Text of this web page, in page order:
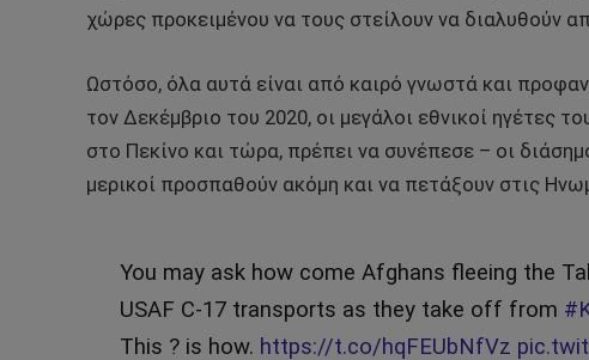
χώρες προκειμένου να τους στείλουν να διαλυθούν
Ωστόσο, όλα αυτά είναι από καιρό γνωστά και
τον Δεκέμβριο του 2020, οι μεγάλοι εθνικοί ηγέτες
στο Πεκίνο και τώρα, πρέπει να συνέπεσε – οι
μερικοί προσπαθούν ακόμη και να πετάξουν στις
You may ask how come Afghans fleeing the
USAF C-17 transports as they take off from
This ? is how. https://t.co/hqFEUbNfVz